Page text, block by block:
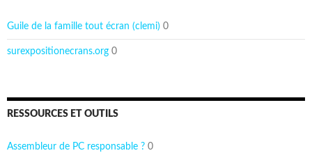
Guile de la famille tout écran (clemi) 0
surexpositionecrans.org 0
RESSOURCES ET OUTILS
Assembleur de PC responsable ? 0